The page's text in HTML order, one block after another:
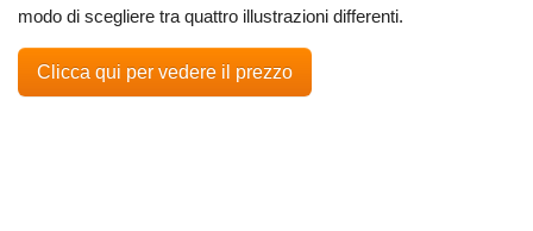
modo di scegliere tra quattro illustrazioni differenti.
Clicca qui per vedere il prezzo